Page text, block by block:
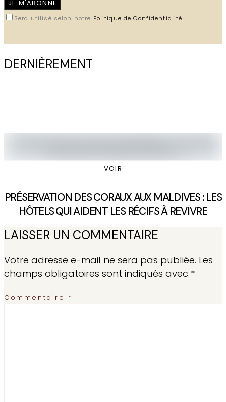
JE M'ABONNE
Sera utilisé selon notre Politique de Confidentialité.
DERNIÈREMENT
VOIR
PRÉSERVATION DES CORAUX AUX MALDIVES : LES
HÔTELS QUI AIDENT LES RÉCIFS À REVIVRE
LAISSER UN COMMENTAIRE
Votre adresse e-mail ne sera pas publiée. Les
champs obligatoires sont indiqués avec *
Commentaire *